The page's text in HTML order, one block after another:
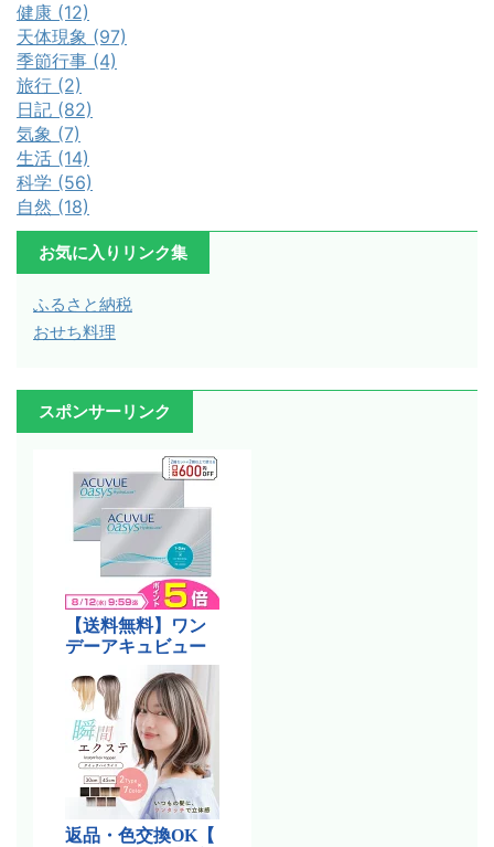
健康 (12)
天体現象 (97)
季節行事 (4)
旅行 (2)
日記 (82)
気象 (7)
生活 (14)
科学 (56)
自然 (18)
お気に入りリンク集
ふるさと納税
おせち料理
スポンサーリンク